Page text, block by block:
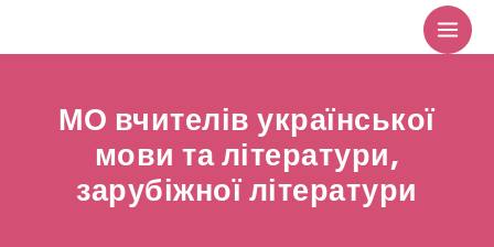
МО вчителів української
мови та літератури,
зарубіжної літератури